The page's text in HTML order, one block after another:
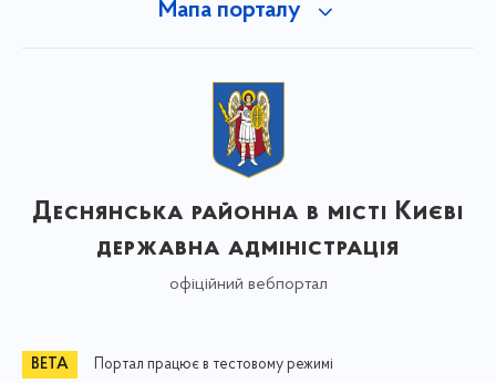
Мапа порталу
Деснянська районна в місті Києві
державна адміністрація
офіційний вебпортал
Портал працює в тестовому режимі